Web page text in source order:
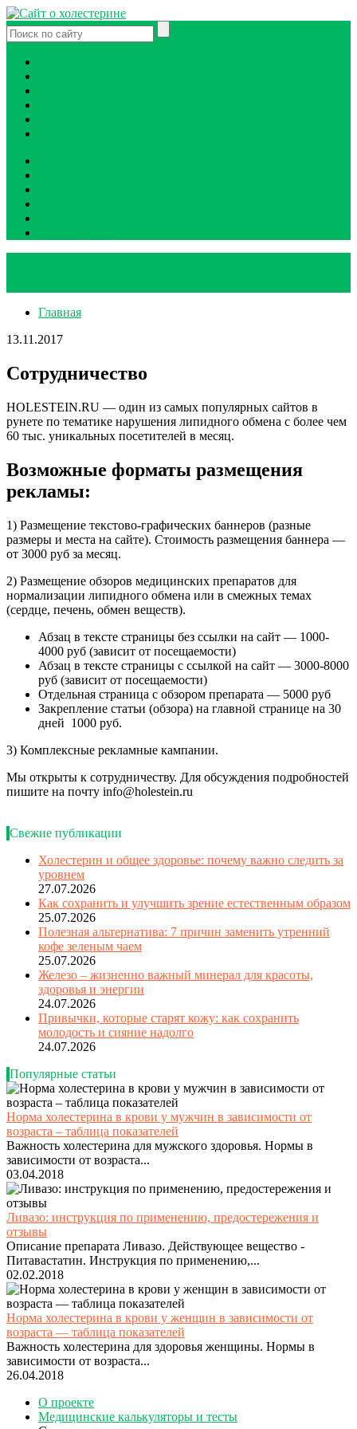
Главная
13.11.2017
Сотрудничество
HOLESTEIN.RU — один из самых популярных сайтов в
рунете по тематике нарушения липидного обмена с более чем
60 тыс. уникальных посетителей в месяц.
Возможные форматы размещения
рекламы:
1) Размещение текстово-графических баннеров (разные
размеры и места на сайте). Стоимость размещения баннера —
от 3000 руб за месяц.
2) Размещение обзоров медицинских препаратов для
нормализации липидного обмена или в смежных темах
(сердце, печень, обмен веществ).
Абзац в тексте страницы без ссылки на сайт — 1000-
4000 руб (зависит от посещаемости)
Абзац в тексте страницы с ссылкой на сайт — 3000-8000
руб (зависит от посещаемости)
Отдельная страница с обзором препарата — 5000 руб
Закрепление статьи (обзора) на главной странице на 30
дней 1000 руб.
3) Комплексные рекламные кампании.
Мы открыты к сотрудничеству. Для обсуждения подробностей
пишите на почту info@holestein.ru
Свежие публикации
Холестерин и общее здоровье: почему важно следить за
уровнем
27.07.2026
Как сохранить и улучшить зрение естественным образом
25.07.2026
Полезная альтернатива: 7 причин заменить утренний
кофе зеленым чаем
25.07.2026
Железо – жизненно важный минерал для красоты,
здоровья и энергии
24.07.2026
Привычки, которые старят кожу: как сохранить
молодость и сияние надолго
24.07.2026
Популярные статьи
Норма холестерина в крови у мужчин в зависимости от
возраста – таблица показателей
Важность холестерина для мужского здоровья. Нормы в
зависимости от возраста...
03.04.2018
Ливазо: инструкция по применению, предостережения и
отзывы
Описание препарата Ливазо. Действующее вещество -
Питавастатин. Инструкция по применению,...
02.02.2018
Норма холестерина в крови у женщин в зависимости от
возраста — таблица показателей
Важность холестерина для здоровья женщины. Нормы в
зависимости от возраста...
26.04.2018
О проекте
Медицинские калькуляторы и тесты